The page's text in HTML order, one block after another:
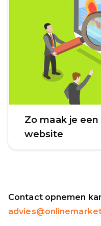
Zo maak je
website
Contact opnemen